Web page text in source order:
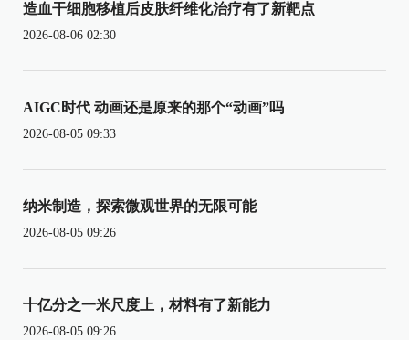
造血干细胞移植后皮肤纤维化治疗有了新靶点
2026-08-06 02:30
AIGC时代 动画还是原来的那个“动画”吗
2026-08-05 09:33
纳米制造，探索微观世界的无限可能
2026-08-05 09:26
十亿分之一米尺度上，材料有了新能力
2026-08-05 09:26